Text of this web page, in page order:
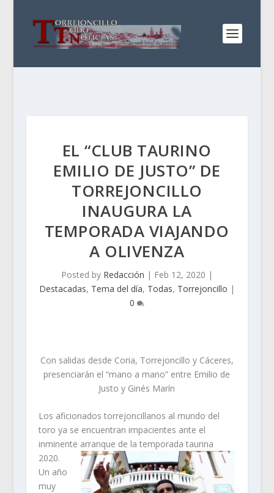
EL “CLUB TAURINO
EMILIO DE JUSTO” DE
TORREJONCILLO
INAUGURA LA
TEMPORADA VIAJANDO
A OLIVENZA
Posted by Redacción | Feb 12, 2020 |
Destacadas, Tema del día, Todas, Torrejoncillo |
0
Con salidas desde Coria, Torrejoncillo y Cáceres,
presenciarán el “mano a mano” entre Emilio de
Justo y Ginés Marín
Los aficionados torrejoncillanos al mundo del
toro ya se encuentran impacientes ante el
inminente arranque de la temporada taurina
2020.
Un año
muy